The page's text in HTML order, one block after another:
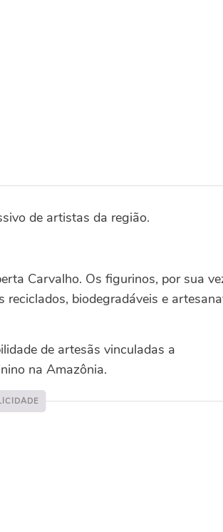
de artistas da região.
Carvalho. Os figurinos, por sua
reciclados, biodegradáveis e
de artesãs vinculadas a
na Amazônia.